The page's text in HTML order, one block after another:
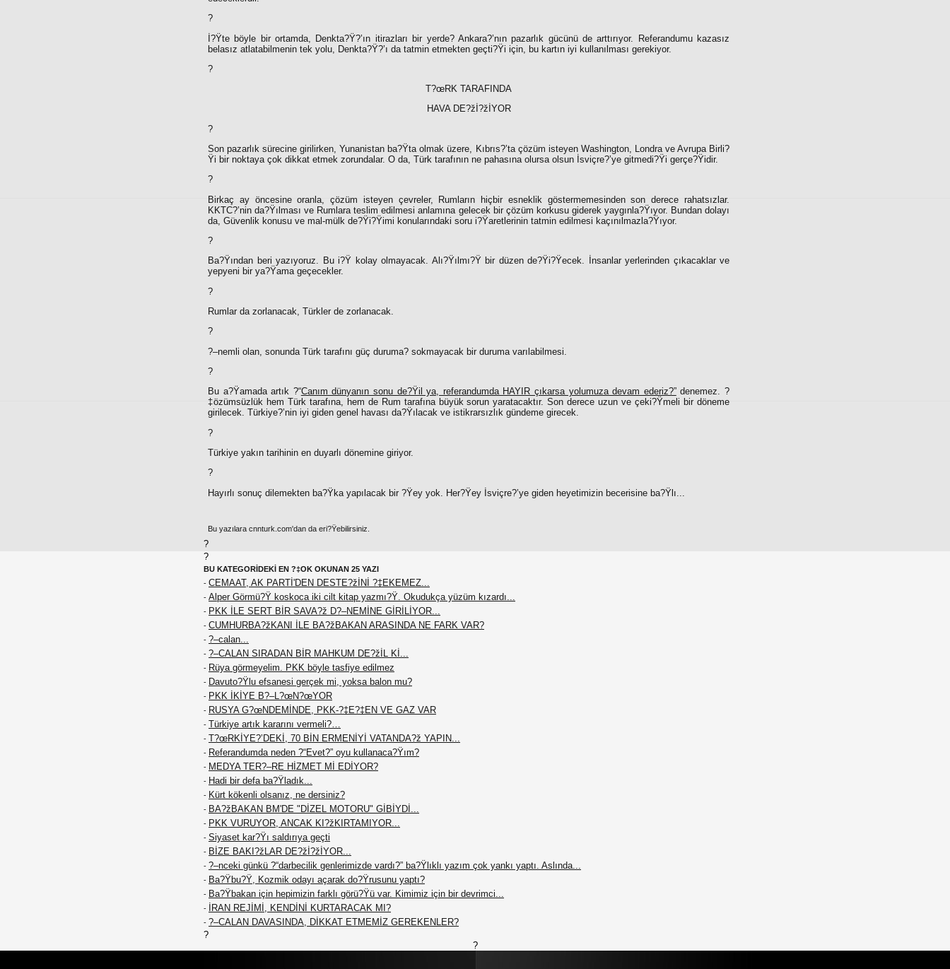
?
İ?Ÿte böyle bir ortamda, Denkta?Ÿ?’ın itirazları bir yerde? Ankara?’nın pazarlık gücünü de arttırıyor. Referandumu kazasız
belasız atlatabilmenin tek yolu, Denkta?Ÿ?’ı da tatmin etmekten geçti?Ÿi için, bu kartın iyi kullanılması gerekiyor.
?
T?œRK TARAFINDA
HAVA DE?žİ?žİYOR
?
Son pazarlık sürecine girilirken, Yunanistan ba?Ÿta olmak üzere, Kıbrıs?’ta çözüm isteyen Washington, Londra ve Avrupa Birli?
Ÿi bir noktaya çok dikkat etmek zorundalar. O da, Türk tarafının ne pahasına olursa olsun İsviçre?’ye gitmedi?Ÿi gerçe?Ÿidir.
?
Birkaç ay öncesine oranla, çözüm isteyen çevreler, Rumların hiçbir esneklik göstermemesinden son derece rahatsızlar.
KKTC?’nin da?Ÿılması ve Rumlara teslim edilmesi anlamına gelecek bir çözüm korkusu giderek yaygınla?Ÿıyor. Bundan dolayı
da, Güvenlik konusu ve mal-mülk de?Ÿi?Ÿimi konularındaki soru i?Ÿaretlerinin tatmin edilmesi kaçınılmazla?Ÿıyor.
?
Ba?Ÿından beri yazıyoruz. Bu i?Ÿ kolay olmayacak. Alı?Ÿılmı?Ÿ bir düzen de?Ÿi?Ÿecek. İnsanlar yerlerinden çıkacaklar ve
yepyeni bir ya?Ÿama geçecekler.
?
Rumlar da zorlanacak, Türkler de zorlanacak.
?
?–nemli olan, sonunda Türk tarafını güç duruma? sokmayacak bir duruma varılabilmesi.
?
Bu a?Ÿamada artık ?“Canım dünyanın sonu de?Ÿil ya, referandumda HAYIR çıkarsa yolumuza devam ederiz?”denemez. ?
‡özümsüzlük hem Türk tarafına, hem de Rum tarafına büyük sorun yaratacaktır. Son derece uzun ve çeki?Ÿmeli bir döneme
girilecek. Türkiye?’nin iyi giden genel havası da?Ÿılacak ve istikrarsızlık gündeme girecek.
?
Türkiye yakın tarihinin en duyarlı dönemine giriyor.
?
Hayırlı sonuç dilemekten ba?Ÿka yapılacak bir ?Ÿey yok. Her?Ÿey İsviçre?’ye giden heyetimizin becerisine ba?Ÿlı...
Bu yazılara cnnturk.com'dan da eri?Ÿebilirsiniz.
?
?
BU KATEGORİDEKİ EN ?‡OK OKUNAN 25 YAZI
- CEMAAT, AK PARTİ'DEN DESTE?žİNİ ?‡EKEMEZ...
- Alper Görmü?Ÿ koskoca iki cilt kitap yazmı?Ÿ. Okudukça yüzüm kızardı...
- PKK İLE SERT BİR SAVA?ž D?–NEMİNE GİRİLİYOR...
- CUMHURBA?žKANI İLE BA?žBAKAN ARASINDA NE FARK VAR?
- ?–calan...
- ?–CALAN SIRADAN BİR MAHKUM DE?žİL Kİ...
- Rüya görmeyelim. PKK böyle tasfiye edilmez
- Davuto?Ÿlu efsanesi gerçek mi, yoksa balon mu?
- PKK İKİYE B?–L?œN?œYOR
- RUSYA G?œNDEMİNDE, PKK-?‡E?‡EN VE GAZ VAR
- Türkiye artık kararını vermeli?…
- T?œRKİYE?’DEKİ, 70 BİN ERMENİYİ VATANDA?ž YAPIN...
- Referandumda neden ?“Evet?” oyu kullanaca?Ÿım?
- MEDYA TER?–RE HİZMET Mİ EDİYOR?
- Hadi bir defa ba?Ÿladık...
- Kürt kökenli olsanız, ne dersiniz?
- BA?žBAKAN BM'DE "DİZEL MOTORU" GİBİYDİ...
- PKK VURUYOR, ANCAK KI?žKIRTAMIYOR...
- Siyaset kar?Ÿı saldırıya geçti
- BİZE BAKI?žLAR DE?žİ?žİYOR...
- ?–nceki günkü ?“darbecilik genlerimizde vardı?” ba?Ÿlıklı yazım çok yankı yaptı. Aslında...
- Ba?Ÿbu?Ÿ, Kozmik odayı açarak do?Ÿrusunu yaptı?
- Ba?Ÿbakan için hepimizin farklı görü?Ÿü var. Kimimiz için bir devrimci...
- İRAN REJİMİ, KENDİNİ KURTARACAK MI?
- ?–CALAN DAVASINDA, DİKKAT ETMEMİZ GEREKENLER?
?
?